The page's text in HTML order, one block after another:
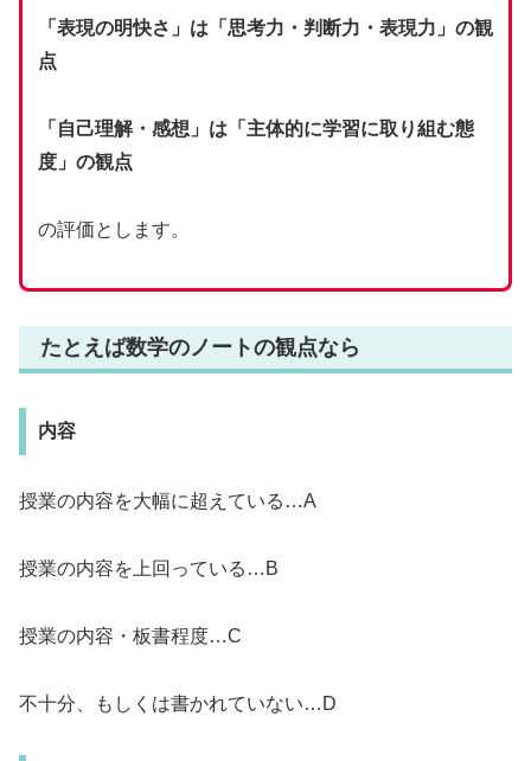
「表現の明快さ」は「思考力・判断力・表現力」の観
点
「自己理解・感想」は「主体的に学習に取り組む態
度」の観点
の評価とします。
たとえば数学のノートの観点なら
内容
授業の内容を大幅に超えている…A
授業の内容を上回っている…B
授業の内容・板書程度…C
不十分、もしくは書かれていない…D